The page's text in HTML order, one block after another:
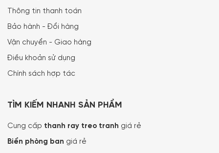
Thông tin thanh toán
Bảo hành - Đổi hàng
Vận chuyển - Giao hàng
Điều khoản sử dụng
Chính sách hợp tác
TÌM KIẾM NHANH SẢN PHẨM
Cung cấp thanh ray treo tranh giá rẻ
Biển phòng ban giá rẻ